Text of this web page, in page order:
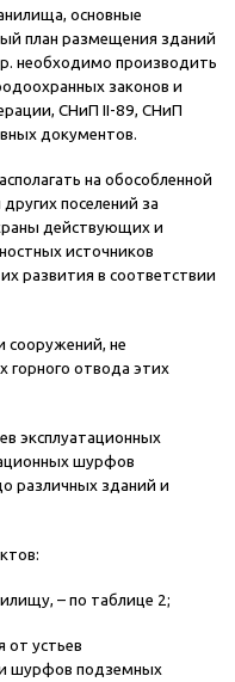
основные
план размещения зданий
необходимо производить
законов и
СНиП II-89, СНиП
документов.
на обособленной
поселений за
действующих и
источников
развития в соответствии
сооружений, не
горного отвода этих
эксплуатационных
шурфов
различных зданий и
– по таблице 2;
от устьев
и шурфов подземных